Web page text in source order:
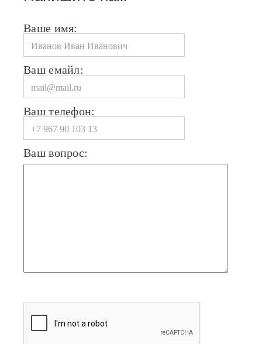
Ваше имя:
Ваш емайл:
Ваш телефон:
Ваш вопрос: